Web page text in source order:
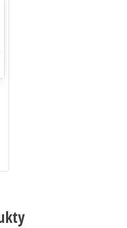
produkt má více variant. Možnosti